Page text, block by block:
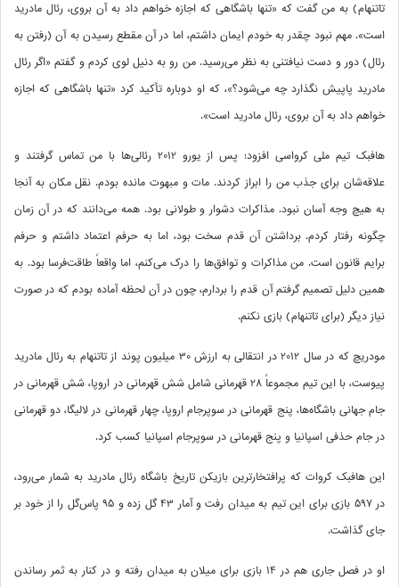
تاتنهام) به من گفت که «تنها باشگاهی که اجازه خواهم داد به آن بروی، رئال مادرید
است». مهم نبود چقدر به خودم ایمان داشتم، اما در آن مقطع رسیدن به آن (رفتن به
رئال) دور و دست نیافتنی به نظر می‌رسید. من رو به دنیل لوی کردم و گفتم «اگر رئال
مادرید پاپیش نگذارد چه می‌شود؟»، که او دوباره تأکید کرد «تنها باشگاهی که اجازه
خواهم داد به آن بروی، رئال مادرید است».
هافبک تیم ملی کرواسی افزود: پس از یورو 2012 رئالی‌ها با من تماس گرفتند و
علاقه‌شان برای جذب من را ابراز کردند. مات و مبهوت مانده بودم. نقل مکان به آنجا
به هیچ وجه آسان نبود. مذاکرات دشوار و طولانی بود. همه می‌دانند که در آن زمان
چگونه رفتار کردم. برداشتن آن قدم سخت بود، اما به حرفم اعتماد داشتم و حرفم
برایم قانون است. من مذاکرات و توافق‌ها را درک می‌کنم، اما واقعاً طاقت‌فرسا بود. به
همین دلیل تصمیم گرفتم آن قدم را بردارم، چون در آن لحظه آماده بودم که در صورت
نیاز دیگر (برای تاتنهام) بازی نکنم.
مودریچ که در سال 2012 در انتقالی به ارزش 30 میلیون پوند از تاتنهام به رئال مادرید
پیوست، با این تیم مجموعاً 28 قهرمانی شامل شش قهرمانی در اروپا، شش قهرمانی در
جام جهانی باشگاه‌ها، پنج قهرمانی در سوپرجام اروپا، چهار قهرمانی در لالیگا، دو قهرمانی
در جام حذفی اسپانیا و پنج قهرمانی در سوپرجام اسپانیا کسب کرد.
این هافبک کروات که پرافتخارترین بازیکن تاریخ باشگاه رئال مادرید به شمار می‌رود،
در 597 بازی برای این تیم به میدان رفت و آمار 43 گل‌ زده و 95 پاس‌گل را از خود بر
جای گذاشت.
او در فصل جاری هم در 14 بازی برای میلان به میدان رفته و در کنار به ثمر رساندن